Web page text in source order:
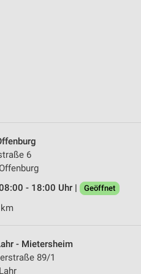
6
- 18:00 Uhr |
Geöffnet
- Mietersheim
89/1
Informationen